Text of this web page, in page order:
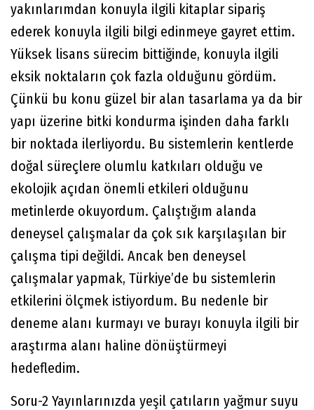
yakınlarımdan konuyla ilgili kitaplar sipariş
ederek konuyla ilgili bilgi edinmeye gayret ettim.
Yüksek lisans sürecim bittiğinde, konuyla ilgili
eksik noktaların çok fazla olduğunu gördüm.
Çünkü bu konu güzel bir alan tasarlama ya da bir
yapı üzerine bitki kondurma işinden daha farklı
bir noktada ilerliyordu. Bu sistemlerin kentlerde
doğal süreçlere olumlu katkıları olduğu ve
ekolojik açıdan önemli etkileri olduğunu
metinlerde okuyordum. Çalıştığım alanda
deneysel çalışmalar da çok sık karşılaşılan bir
çalışma tipi değildi. Ancak ben deneysel
çalışmalar yapmak, Türkiye’de bu sistemlerin
etkilerini ölçmek istiyordum. Bu nedenle bir
deneme alanı kurmayı ve burayı konuyla ilgili bir
araştırma alanı haline dönüştürmeyi
hedefledim.
Soru-2 Yayınlarınızda yeşil çatıların yağmur suyu